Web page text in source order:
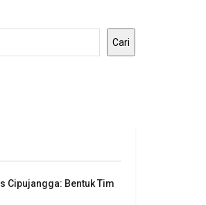
Cari
Cipujangga: Bentuk Tim